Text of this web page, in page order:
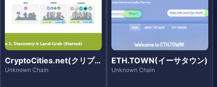
CryptoCities.net(クリプ
トシティーズ)
Unknown Chain
ETH.TOWN(イーサタウン)
Unknown Chain